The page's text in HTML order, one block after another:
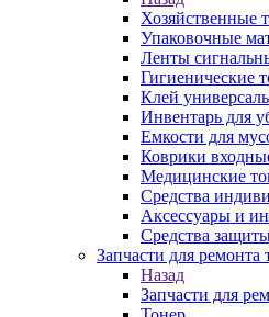
Хозяйственные
Упаковочные
Ленты
Гигиенические
Клей
Инвентарь для
Емкости для
Коврики
Медицинские
Средства
Аксессуары и
Средства
Запчасти для ремонта
Назад
Запчасти для